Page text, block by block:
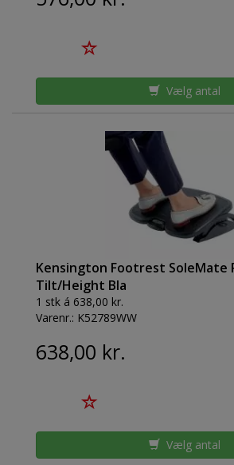
Vælg antal
Kensington Footrest SoleMate
Tilt/Height Bla
1 stk á 638,00 kr.
Varenr.: K52789WW
638,00 kr.
Vælg antal